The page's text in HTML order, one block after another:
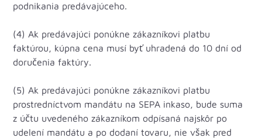
podnikania predávajúceho.
(4) Ak predávajúci ponúkne zákazníkovi platbu
faktúrou, kúpna cena musí byť uhradená do 10 dní od
doručenia faktúry.
(5) Ak predávajúci ponúkne zákazníkovi platbu
prostredníctvom mandátu na SEPA inkaso, bude suma
z účtu uvedeného zákazníkom odpísaná najskôr po
udelení mandátu a po dodaní tovaru, nie však pred